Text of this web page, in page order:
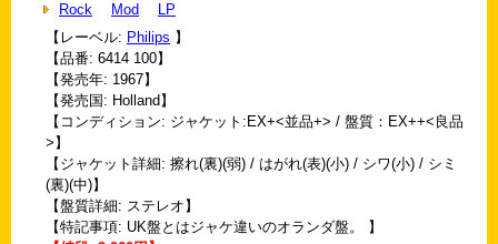
Rock Mod
LP
【レーベル: Philips 】
【品番: 6414 100】
【発売年: 1967】
【発売国: Holland】
【コンディション: ジャケット:EX+<並品+> / 盤質：EX++<良品
>】
【ジャケット詳細: 擦れ(裏)(弱) / はがれ(表)(小) / シワ(小) / シミ
(裏)(中)】
【盤質詳細: ステレオ】
【特記事項: UK盤とはジャケ違いのオランダ盤。 】